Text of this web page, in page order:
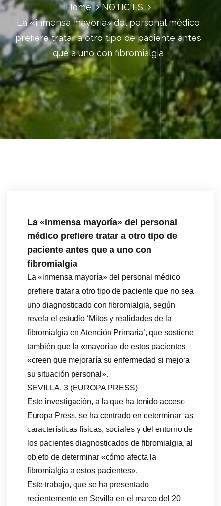
Home
NOTICIES
La «inmensa mayoría» del personal médico
prefiere tratar a otro tipo de paciente antes
que a uno con fibromialgia
La «inmensa mayoría» del personal
médico prefiere tratar a otro tipo de
paciente antes que a uno con
fibromialgia
La «inmensa mayoría» del personal médico
prefiere tratar a otro tipo de paciente que no sea
uno diagnosticado con fibromialgia, según
revela el estudio ‘Mitos y realidades de la
fibromialgia en Atención Primaria’, que sostiene
también que la «mayoría» de estos pacientes
«creen que mejoraría su enfermedad si mejora
su situación personal».
SEVILLA, 3 (EUROPA PRESS)
Este investigación, a la que ha tenido acceso
Europa Press, se ha centrado en determinar las
características físicas, sociales y del entorno de
los pacientes diagnosticados de fibromialgia, al
objeto de determinar «cómo afecta la
fibromialgia a estos pacientes».
Este trabajo, que se ha presentado
recientemente en Sevilla en el marco del 20